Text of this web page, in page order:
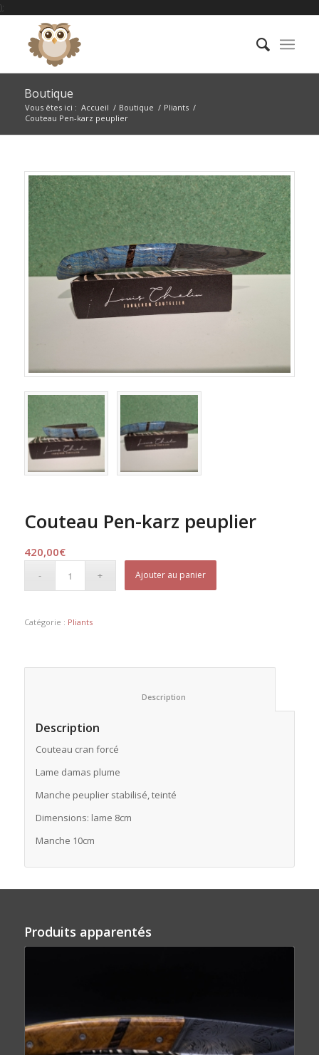
);
Boutique
Vous êtes ici : Accueil / Boutique / Pliants /
Couteau Pen-karz peuplier
Couteau Pen-karz peuplier
420,00€
Ajouter au panier
Catégorie : Pliants
Description
Couteau cran forcé
Lame damas plume
Manche peuplier stabilisé, teinté
Dimensions: lame 8cm
Manche 10cm
Produits apparentés